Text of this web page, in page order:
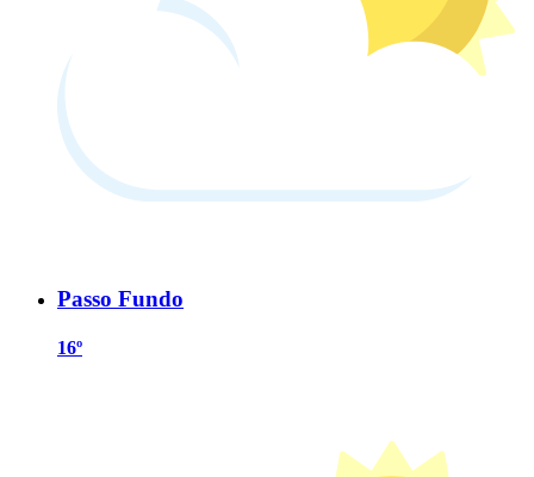
Passo Fundo
16º